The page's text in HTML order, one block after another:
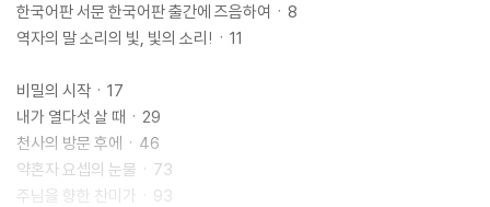
한국어판 서문 한국어판 출간에 즈음하여ㆍ8
역자의 말 소리의 빛, 빛의 소리!ㆍ11
비밀의 시작ㆍ17
내가 열다섯 살 때ㆍ29
천사의 방문 후에ㆍ46
약혼자 요셉의 눈물ㆍ73
주님을 향한 찬미가ㆍ93